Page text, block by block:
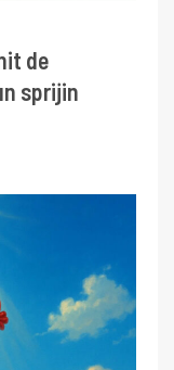
de
sprijin